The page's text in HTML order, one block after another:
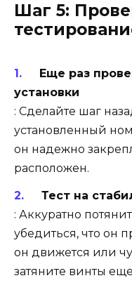
Шаг 5:
Еще раз
установки
: Сделайте шаг
установленный
он надежно
расположен.
Тест на
: Аккуратно
убедиться, что он
он движется или
затяните винты